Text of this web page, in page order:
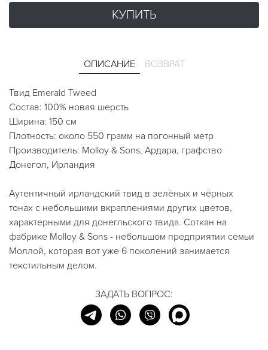
КУПИТЬ
ОПИСАНИЕ ВОЗВРАТ
Твид Emerald Tweed
Состав: 100% новая шерсть
Ширина: 150 см
Плотность: около 550 грамм на погонный метр
Производитель: Molloy & Sons, Ардара, графство
Донегол, Ирландия
Аутентичный ирландский твид в зелёных и чёрных
тонах с небольшими вкраплениями других цветов,
характерными для донегльского твида. Соткан на
фабрике Molloy & Sons - небольшом предприятии семьи
Моллой, которая вот уже 6 поколений занимается
текстильным делом.
ЗАДАТЬ ВОПРОС: